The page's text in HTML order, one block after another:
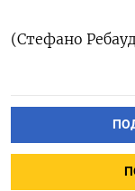
(‌Стефано